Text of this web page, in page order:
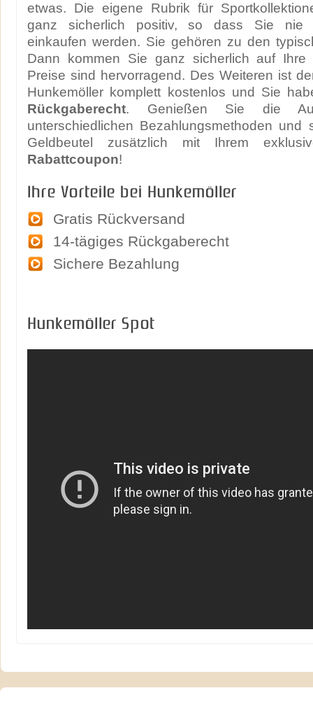
etwas. Die eigene Rubrik für
ganz sicherlich positiv, so dass Sie nie
einkaufen werden. Sie gehören zu den
Dann kommen Sie ganz sicherlich auf
Preise sind hervorragend. Des Weiteren ist
Hunkemöller komplett kostenlos und Sie
Rückgaberecht. Genießen Sie die
unterschiedlichen Bezahlungsmethoden und
Geldbeutel zusätzlich mit Ihrem
Rabattcoupon!
Ihre Vorteile bei Hunkemöller
Gratis Rückversand
14-tägiges Rückgaberecht
Sichere Bezahlung
Hunkemöller Spot